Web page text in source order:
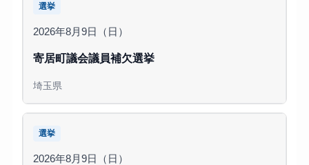
選挙
2026年8月9日（日）
寄居町議会議員補欠選挙
埼玉県
選挙
2026年8月9日（日）